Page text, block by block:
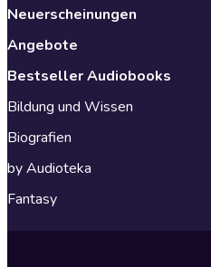
Neuerscheinungen
Angebote
Bestseller Audiobooks
Bildung und Wissen
Biografien
by Audioteka
Fantasy